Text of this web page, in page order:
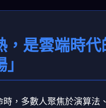
，是雲端時代
時，多數人聚焦於演算法